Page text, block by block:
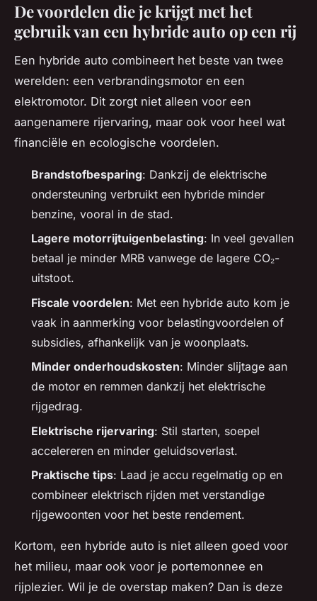
De voordelen die je krijgt met het
gebruik van een hybride auto op een rij
Een hybride auto combineert het beste van twee
werelden: een verbrandingsmotor en een
elektromotor. Dit zorgt niet alleen voor een
aangenamere rijervaring, maar ook voor heel wat
financiële en ecologische voordelen.
Brandstofbesparing: Dankzij de elektrische
ondersteuning verbruikt een hybride minder
benzine, vooral in de stad.
Lagere motorrijtuigenbelasting: In veel gevallen
betaal je minder MRB vanwege de lagere CO₂-
uitstoot.
Fiscale voordelen: Met een hybride auto kom je
vaak in aanmerking voor belastingvoordelen of
subsidies, afhankelijk van je woonplaats.
Minder onderhoudskosten: Minder slijtage aan
de motor en remmen dankzij het elektrische
rijgedrag.
Elektrische rijervaring: Stil starten, soepel
accelereren en minder geluidsoverlast.
Praktische tips: Laad je accu regelmatig op en
combineer elektrisch rijden met verstandige
rijgewoonten voor het beste rendement.
Kortom, een hybride auto is niet alleen goed voor
het milieu, maar ook voor je portemonnee en
rijplezier. Wil je de overstap maken? Dan is deze